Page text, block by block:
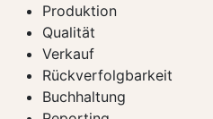
Produktion
Qualität
Verkauf
Rückverfolgbarkeit
Buchhaltung